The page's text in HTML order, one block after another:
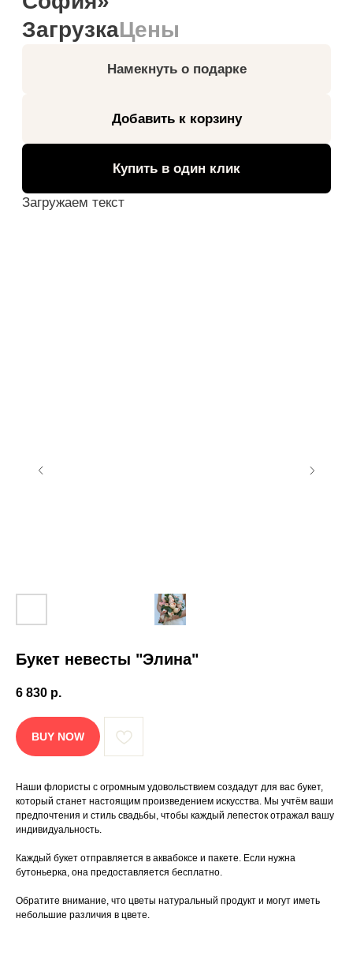
Букет невесты "Элина"
6 830 р.
BUY NOW
Наши флористы с огромным удовольствием создадут для вас букет,
который станет настоящим произведением искусства. Мы учтём ваши
предпочтения и стиль свадьбы, чтобы каждый лепесток отражал вашу
индивидуальность.
Каждый букет отправляется в аквабоксе и пакете. Если нужна
бутоньерка, она предоставляется бесплатно.
Обратите внимание, что цветы натуральный продукт и могут иметь
небольшие различия в цвете.